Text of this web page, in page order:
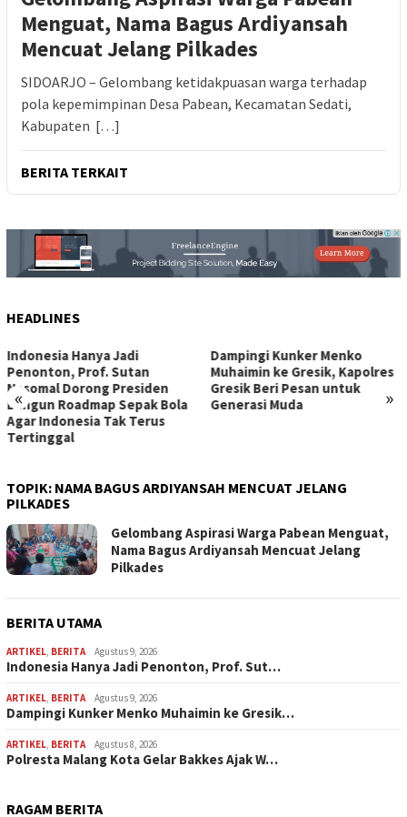
Menguat, Nama Bagus Ardiyansah
Mencuat Jelang Pilkades
SIDOARJO – Gelombang ketidakpuasan warga terhadap
pola kepemimpinan Desa Pabean, Kecamatan Sedati,
Kabupaten […]
BERITA TERKAIT
HEADLINES
« »
Dampingi Kunker Menko
Muhaimin ke Gresik, Kapolres
Gresik Beri Pesan untuk
Generasi Muda
Polresta Malang Kota Gelar
Bakkes Ajak Warga Makan
Bersama dan Periksa
Kesehatan Gratis
TOPIK: NAMA BAGUS ARDIYANSAH MENCUAT JELANG
PILKADES
Gelombang Aspirasi Warga Pabean Menguat,
Nama Bagus Ardiyansah Mencuat Jelang
Pilkades
BERITA UTAMA
ARTIKEL, BERITA Agustus 9, 2026
Indonesia Hanya Jadi Penonton, Prof. Sut…
ARTIKEL, BERITA Agustus 9, 2026
Dampingi Kunker Menko Muhaimin ke Gresik…
ARTIKEL, BERITA Agustus 8, 2026
Polresta Malang Kota Gelar Bakkes Ajak W…
RAGAM BERITA